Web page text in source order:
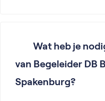
Wat heb je
van Begeleider DB
Spakenburg?